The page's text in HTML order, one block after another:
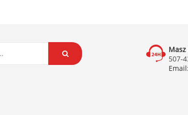
507-
Email: